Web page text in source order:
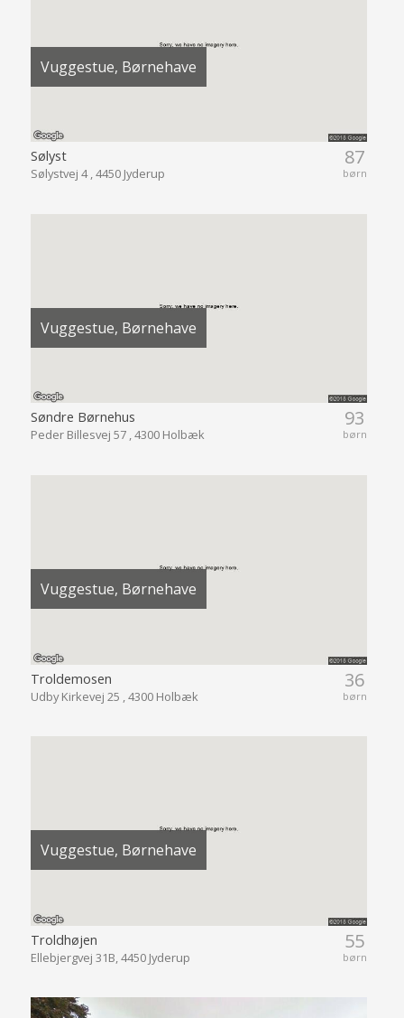
Vuggestue, Børnehave
87
børn
Sølyst
Sølystvej 4 , 4450 Jyderup
Vuggestue, Børnehave
93
børn
Søndre Børnehus
Peder Billesvej 57 , 4300 Holbæk
Vuggestue, Børnehave
36
børn
Troldemosen
Udby Kirkevej 25 , 4300 Holbæk
Vuggestue, Børnehave
55
børn
Troldhøjen
Ellebjergvej 31B, 4450 Jyderup